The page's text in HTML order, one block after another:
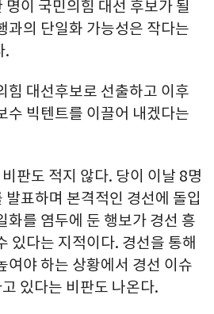
이 국민의힘 대선 후보가 될
과의 단일화 가능성은 작다는
.
힘 대선후보로 선출하고 이후
수 빅텐트를 이끌어 내겠다는
판도 적지 않다. 당이 이날 8명
표하며 본격적인 경선에 돌입
화를 염두에 둔 행보가 경선 흥
있다는 지적이다. 경선을 통해
여야 하는 상황에서 경선 이슈
고 있다는 비판도 나온다.